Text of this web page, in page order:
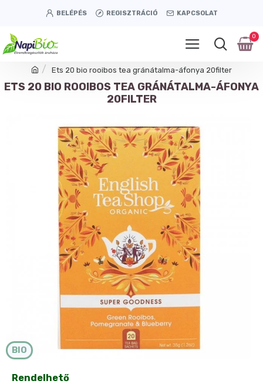
BELÉPÉS REGISZTRÁCIÓ KAPCSOLAT
0
Ets 20 bio rooibos tea gránátalma-áfonya 20filter
ETS 20 BIO ROOIBOS TEA GRÁNÁTALMA-ÁFONYA
20FILTER
BIO
Rendelhető